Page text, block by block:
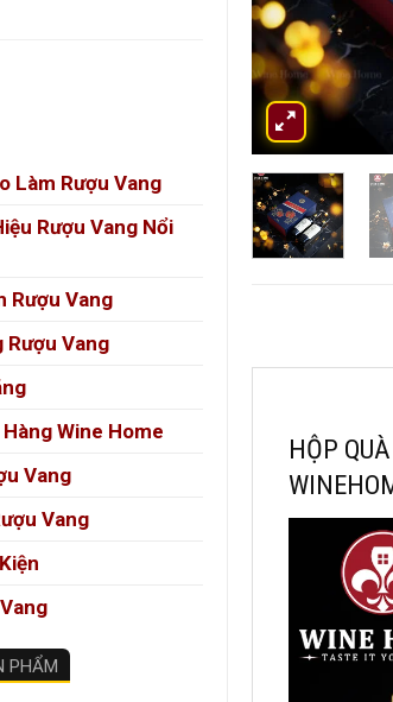
Làm Rượu Vang
Rượu Vang Nổi
Rượu Vang
Rượu Vang
Wine Home
Vang
Vang
PHẨM
HỘP